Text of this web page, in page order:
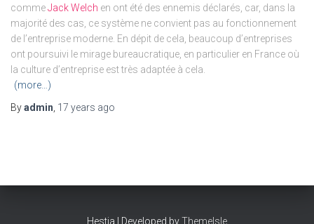
commeJack Welch en ont été des ennemis déclarés, car, dans la
majorité des cas, ce système ne convient pas au fonctionnement
de l’entreprise moderne. En dépit de cela, beaucoup d’entreprises
ont poursuivi le mirage bureaucratique, en particulier en France où
la culture d’entreprise est très adaptée à cela.
(more…)
Byadmin, 17 years ago
Hestia | Developed byThemeIsle